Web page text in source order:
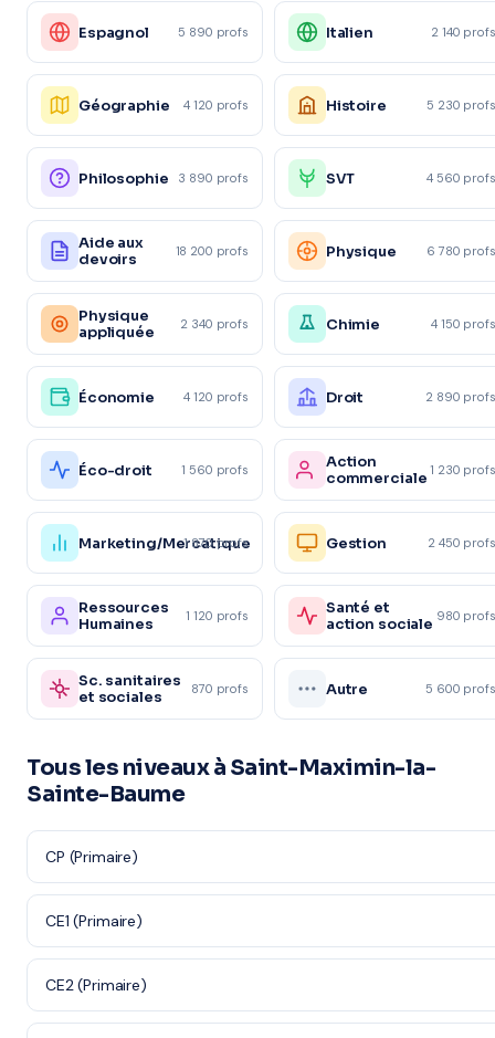
Espagnol 5 890 profs Italien 2 140 profs
Géographie 4 120 profs Histoire 5 230 profs
Philosophie 3 890 profs SVT 4 560 profs
Aide aux
devoirs
18 200 profs Physique 6 780 profs
Physique
appliquée
2 340 profs Chimie 4 150 profs
Économie 4 120 profs Droit 2 890 profs
Éco-droit 1 560 profs
Action
commerciale 1 230 profs
Marketing/Mercatique
1 870 profs Gestion 2 450 profs
Ressources
Humaines
1 120 profs
Santé et
action sociale 980 profs
Sc. sanitaires
et sociales
870 profs Autre 5 600 profs
Tous les niveaux à Saint-Maximin-la-
Sainte-Baume
CP (Primaire)
CE1 (Primaire)
CE2 (Primaire)